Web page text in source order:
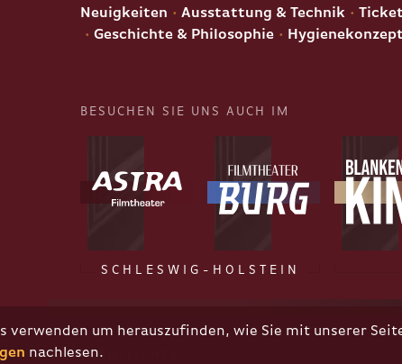
verwenden um herauszufinden, wie Sie mit unserer
nachlesen.
Neuigkeiten Ausstattung & Technik
Geschichte & Philosophie
Hygienekonzept
BESUCHEN SIE UNS AUCH IM
SCHLESWIG-HOLSTEIN
RECHTLICHES